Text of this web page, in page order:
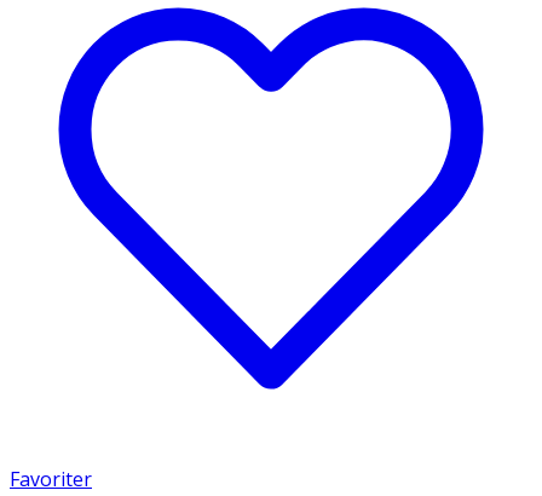
Favoriter